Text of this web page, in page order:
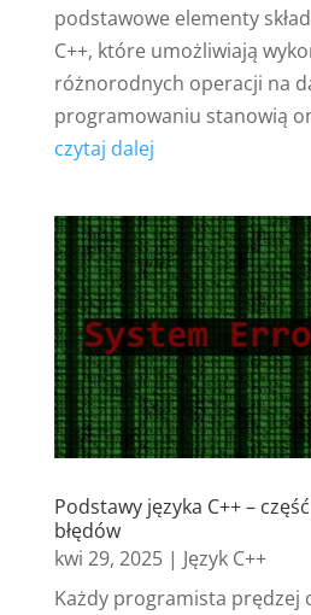
podstawowe elementy
C++, które umożliwiają
różnorodnych operacji na
programowaniu stanowią
czytaj dalej
Podstawy języka C++ –
błędów
kwi 29, 2025| Język C++
Każdy programista prędzej